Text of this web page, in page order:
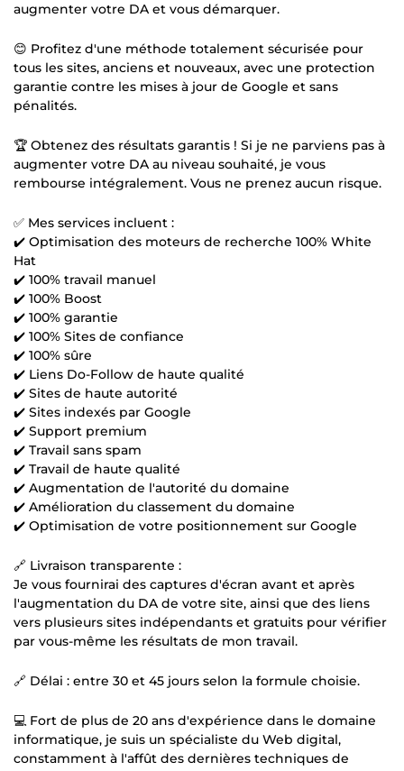
augmenter votre DA et vous démarquer.
😊 Profitez d'une méthode totalement sécurisée pour
tous les sites, anciens et nouveaux, avec une protection
garantie contre les mises à jour de Google et sans
pénalités.
🏆 Obtenez des résultats garantis ! Si je ne parviens pas à
augmenter votre DA au niveau souhaité, je vous
rembourse intégralement. Vous ne prenez aucun risque.
✅ Mes services incluent :
✔️ Optimisation des moteurs de recherche 100% White
Hat
✔️ 100% travail manuel
✔️ 100% Boost
✔️ 100% garantie
✔️ 100% Sites de confiance
✔️ 100% sûre
✔️ Liens Do-Follow de haute qualité
✔️ Sites de haute autorité
✔️ Sites indexés par Google
✔️ Support premium
✔️ Travail sans spam
✔️ Travail de haute qualité
✔️ Augmentation de l'autorité du domaine
✔️ Amélioration du classement du domaine
✔️ Optimisation de votre positionnement sur Google
🔗 Livraison transparente :
Je vous fournirai des captures d'écran avant et après
l'augmentation du DA de votre site, ainsi que des liens
vers plusieurs sites indépendants et gratuits pour vérifier
par vous-même les résultats de mon travail.
🔗 Délai : entre 30 et 45 jours selon la formule choisie.
💻 Fort de plus de 20 ans d'expérience dans le domaine
informatique, je suis un spécialiste du Web digital,
constamment à l'affût des dernières techniques de